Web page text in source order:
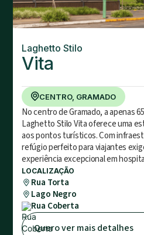
Laghetto Stilo
Vita
CENTRO, GRAMADO
No centro de Gramado, a apenas
Laghetto Stilo Vita oferece uma
aos pontos turísticos. Com
refúgio perfeito para viajantes
experiência excepcional em
LOCALIZAÇÃO
Rua Torta
Lago Negro
Rua Coberta
Quero ver mais detalhes